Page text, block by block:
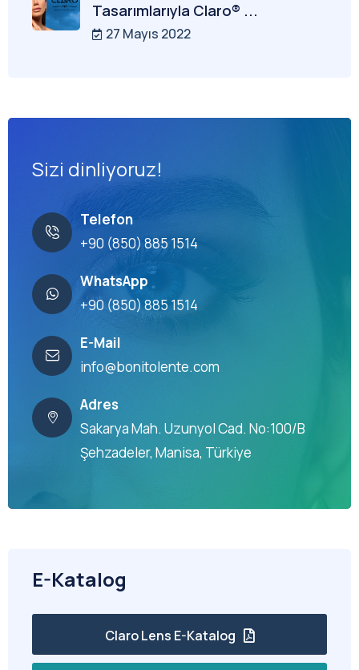
Tasarımlarıyla Claro® ...
27 Mayıs 2022
Sizi dinliyoruz!
Telefon
+90 (850) 885 1514
WhatsApp
+90 (850) 885 1514
E-Mail
info@bonitolente.com
Adres
Sakarya Mah. Uzunyol Cad. No:100/B
Şehzadeler, Manisa, Türkiye
E-Katalog
Claro Lens E-Katalog